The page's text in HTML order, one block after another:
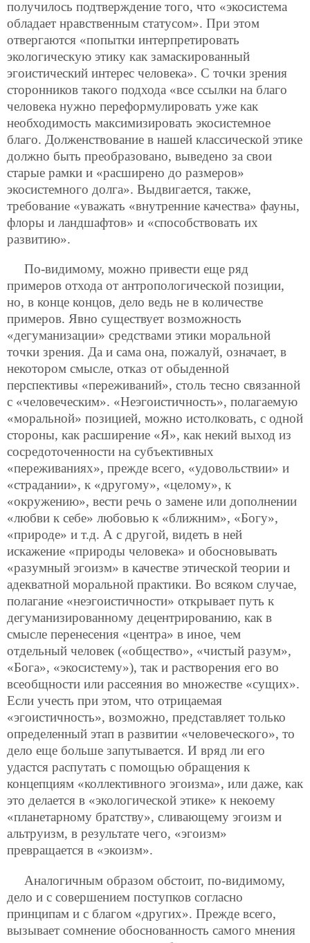
получилось подтверждение того, что «экосистема
обладает нравственным статусом». При этом
отвергаются «попытки интерпретировать
экологическую этику как замаскированный
эгоистический интерес человека». С точки зрения
сторонников такого подхода «все ссылки на благо
человека нужно переформулировать уже как
необходимость максимизировать экосистемное
благо. Долженствование в нашей классической этике
должно быть преобразовано, выведено за свои
старые рамки и «расширено до размеров»
экосистемного долга». Выдвигается, также,
требование «уважать «внутренние качества» фауны,
флоры и ландшафтов» и «способствовать их
развитию».
По-видимому, можно привести еще ряд
примеров отхода от антропологической позиции,
но, в конце концов, дело ведь не в количестве
примеров. Явно существует возможность
«дегуманизации» средствами этики моральной
точки зрения. Да и сама она, пожалуй, означает, в
некотором смысле, отказ от обыденной
перспективы «переживаний», столь тесно связанной
с «человеческим». «Неэгоистичность», полагаемую
«моральной» позицией, можно истолковать, с одной
стороны, как расширение «Я», как некий выход из
сосредоточенности на субъективных
«переживаниях», прежде всего, «удовольствии» и
«страдании», к «другому», «целому», к
«окружению», вести речь о замене или дополнении
«любви к себе» любовью к «ближним», «Богу»,
«природе» и т.д. А с другой, видеть в ней
искажение «природы человека» и обосновывать
«разумный эгоизм» в качестве этической теории и
адекватной моральной практики. Во всяком случае,
полагание «неэгоистичности» открывает путь к
дегуманизированному децентрированию, как в
смысле перенесения «центра» в иное, чем
отдельный человек («общество», «чистый разум»,
«Бога», «экосистему»), так и растворения его во
всеобщности или рассеяния во множестве «сущих».
Если учесть при этом, что отрицаемая
«эгоистичность», возможно, представляет только
определенный этап в развитии «человеческого», то
дело еще больше запутывается. И вряд ли его
удастся распутать с помощью обращения к
концепциям «коллективного эгоизма», или даже, как
это делается в «экологической этике» к некоему
«планетарному братству», сливающему эгоизм и
альтруизм, в результате чего, «эгоизм»
превращается в «экоизм».
Аналогичным образом обстоит, по-видимому,
дело и с совершением поступков согласно
принципам и с благом «других». Прежде всего,
вызывает сомнение обоснованность самого мнения